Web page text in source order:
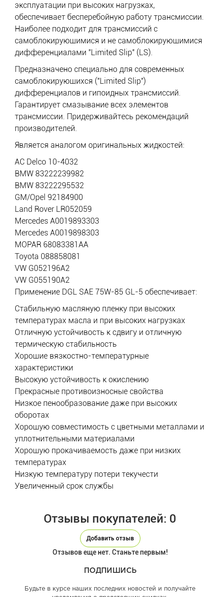
эксплуатации при высоких нагрузках,
обеспечивает бесперебойную работу трансмиссии.
Наиболее подходит для трансмиссий с
самоблокирующимися и не самоблокирующимися
дифференциалами "Limited Slip" (LS).
Предназначено специально для современных
самоблокирующихся ("Limited Slip")
дифференциалов и гипоидных трансмиссий.
Гарантирует смазывание всех элементов
трансмиссии. Придерживайтесь рекомендаций
производителей.
Является аналогом оригинальных жидкостей:
AC Delco 10-4032
BMW 83222239982
BMW 83222295532
GM/Opel 92184900
Land Rover LR052059
Mercedes A0019893303
Mercedes A0019898303
MOPAR 68083381AA
Toyota 088858081
VW G052196A2
VW G055190A2
Применение DGL SAE 75W-85 GL-5 обеспечивает:
Стабильную масляную пленку при высоких
температурах масла и при высоких нагрузках
Отличную устойчивость к сдвигу и отличную
термическую стабильность
Хорошие вязкостно-температурные
характеристики
Высокую устойчивость к окислению
Прекрасные противоизносные свойства
Низкое пенообразование даже при высоких
оборотах
Хорошую совместимость с цветными металлами и
уплотнительными материалами
Хорошую прокачиваемость даже при низких
температурах
Низкую температуру потери текучести
Увеличенный срок службы
Отзывы покупателей: 0
Добавить отзыв
Отзывов еще нет. Станьте первым!
ПОДПИШИСЬ
Будьте в курсе наших последних новостей и получайте